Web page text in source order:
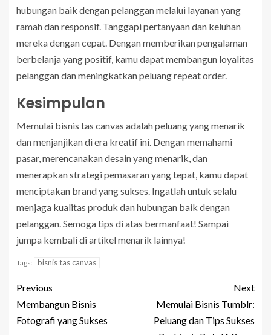
hubungan baik dengan pelanggan melalui layanan yang
ramah dan responsif. Tanggapi pertanyaan dan keluhan
mereka dengan cepat. Dengan memberikan pengalaman
berbelanja yang positif, kamu dapat membangun loyalitas
pelanggan dan meningkatkan peluang repeat order.
Kesimpulan
Memulai bisnis tas canvas adalah peluang yang menarik
dan menjanjikan di era kreatif ini. Dengan memahami
pasar, merencanakan desain yang menarik, dan
menerapkan strategi pemasaran yang tepat, kamu dapat
menciptakan brand yang sukses. Ingatlah untuk selalu
menjaga kualitas produk dan hubungan baik dengan
pelanggan. Semoga tips di atas bermanfaat! Sampai
jumpa kembali di artikel menarik lainnya!
Tags: bisnis tas canvas
Previous
Membangun Bisnis
Fotografi yang Sukses
Next
Memulai Bisnis Tumblr:
Peluang dan Tips Sukses